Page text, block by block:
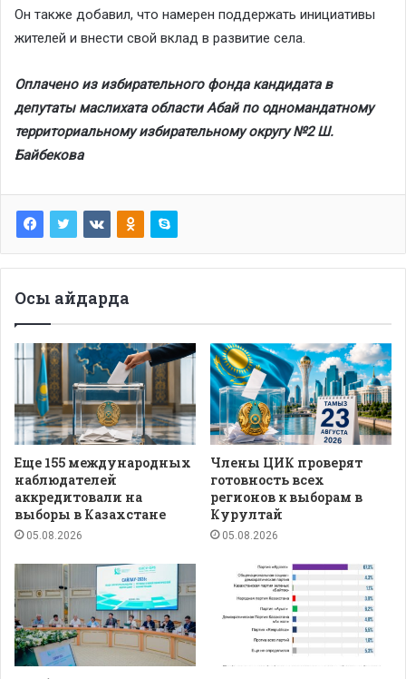
Он также добавил, что намерен поддержать инициативы
жителей и внести свой вклад в развитие села.
Оплачено из избирательного фонда кандидата в
депутаты маслихата области Абай по одномандатному
территориальному избирательному округу №2 Ш.
Байбекова
Осы айдарда
Еще 155 международных
наблюдателей
аккредитовали на
выборы в Казахстане
05.08.2026
Члены ЦИК проверят
готовность всех
регионов к выборам в
Курултай
05.08.2026